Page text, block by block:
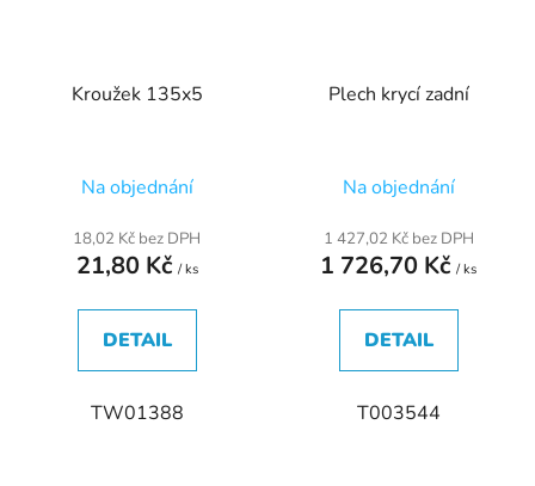
Kroužek 135x5
Na objednání
18,02 Kč bez DPH
21,80 Kč / ks
DETAIL
TW01388
Plech krycí zadní
Na objednání
1 427,02 Kč bez DPH
1 726,70 Kč / ks
DETAIL
T003544